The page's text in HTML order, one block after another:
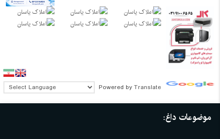
Powered by Translate
موضوعات داغ: